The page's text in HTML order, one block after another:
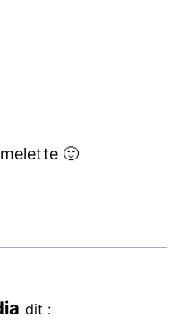
🙂
dit :